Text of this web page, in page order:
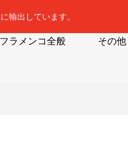
輸出しています。
フラメンコ全般 その他